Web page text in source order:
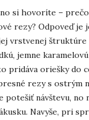
si hovoríte –
rezy? Odpoveď je
vrstvenej
jemne
pridáva oriešky do
rezy s ostrým
návštevu, no
Navyše, pri